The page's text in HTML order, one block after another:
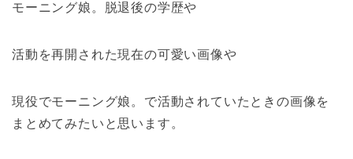
モーニング娘。脱退後の学歴や
活動を再開された現在の可愛い画像や
現役でモーニング娘。で活動されていたときの画像を
まとめてみたいと思います。